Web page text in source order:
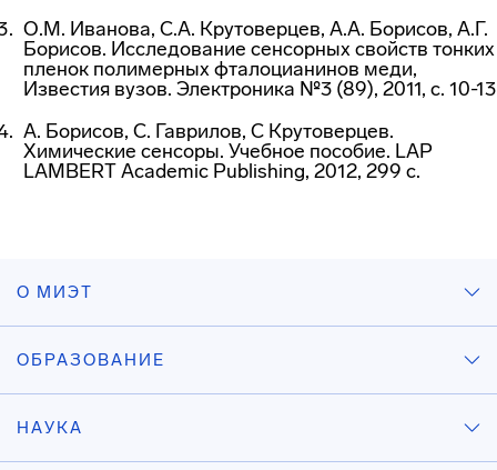
О.М. Иванова, С.А. Крутоверцев, А.А. Борисов, А.Г.
Борисов. Исследование сенсорных свойств тонких
пленок полимерных фталоцианинов меди,
Известия вузов. Электроника №3 (89), 2011, с. 10-13
А. Борисов, С. Гаврилов, С Крутоверцев.
Химические сенсоры. Учебное пособие. LAP
LAMBERT Academic Publishing, 2012, 299 с.
О МИЭТ
ОБРАЗОВАНИЕ
НАУКА